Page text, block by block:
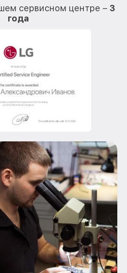
сервисном центре – 3
года